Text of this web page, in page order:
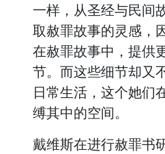
一样，从圣经与民间
取赦罪故事的灵感，
在赦罪故事中，提供
节。而这些细节却又
日常生活，这个她们
缚其中的空间。
戴维斯在进行赦罪书